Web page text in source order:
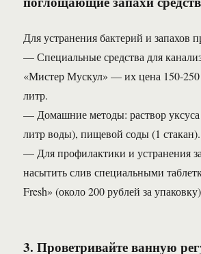
Для устранения бактерий и запахов
— Специальные средства для
«Мистер Мускул» — их цена 150-250
литр.
— Домашние методы: раствор
литр воды), пищевой соды (1 стакан).
— Для профилактики и устранения
насытить слив специальными
Fresh» (около 200 рублей за
3. Проветривайте ванную